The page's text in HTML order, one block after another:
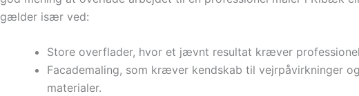
gælder især ved:
Store overflader, hvor et jævnt resultat kræver
Facademaling, som kræver kendskab til vejrpåvirkninger
materialer.